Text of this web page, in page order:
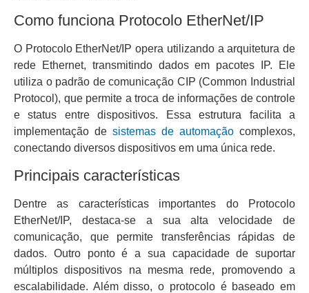
Como funciona Protocolo EtherNet/IP
O Protocolo EtherNet/IP opera utilizando a arquitetura de
rede Ethernet, transmitindo dados em pacotes IP. Ele
utiliza o padrão de comunicação CIP (Common Industrial
Protocol), que permite a troca de informações de controle
e status entre dispositivos. Essa estrutura facilita a
implementação de sistemas de automação complexos,
conectando diversos dispositivos em uma única rede.
Principais características
Dentre as características importantes do Protocolo
EtherNet/IP, destaca-se a sua alta velocidade de
comunicação, que permite transferências rápidas de
dados. Outro ponto é a sua capacidade de suportar
múltiplos dispositivos na mesma rede, promovendo a
escalabilidade. Além disso, o protocolo é baseado em